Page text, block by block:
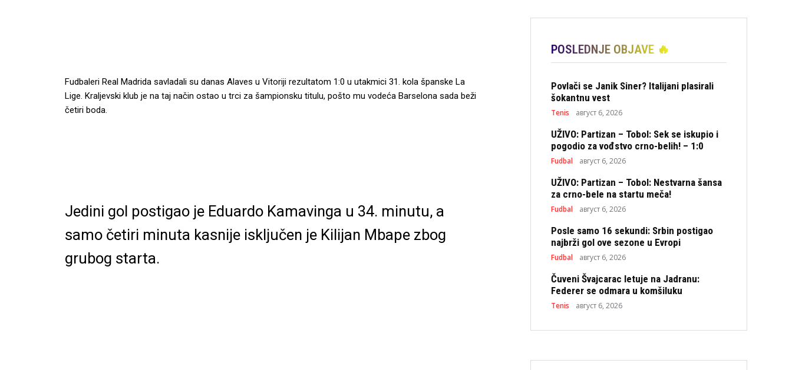
Fudbaleri Real Madrida savladali su danas Alaves u Vitoriji rezultatom 1:0 u utakmici 31. kola španske La
Lige. Kraljevski klub je na taj način ostao u trci za šampionsku titulu, pošto mu vodeća Barselona sada beži
četiri boda.
Jedini gol postigao je Eduardo Kamavinga u 34. minutu, a
samo četiri minuta kasnije isključen je Kilijan Mbape zbog
grubog starta.
POSLEDNJE OBJAVE 🔥
Povlači se Janik Siner? Italijani plasirali
šokantnu vest
Tenis август 6, 2026
UŽIVO: Partizan – Tobol: Sek se iskupio i
pogodio za vođstvo crno-belih! – 1:0
Fudbal август 6, 2026
UŽIVO: Partizan – Tobol: Nestvarna šansa
za crno-bele na startu meča!
Fudbal август 6, 2026
Posle samo 16 sekundi: Srbin postigao
najbrži gol ove sezone u Evropi
Fudbal август 6, 2026
Čuveni Švajcarac letuje na Jadranu:
Federer se odmara u komšiluku
Tenis август 6, 2026